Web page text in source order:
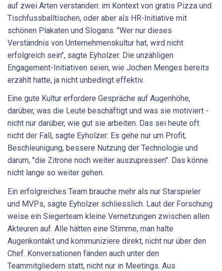
auf zwei Arten verstanden: im Kontext von gratis Pizza und
Tischfussballtischen, oder aber als HR-Initiative mit
schönen Plakaten und Slogans. "Wer nur dieses
Verständnis von Unternehmenskultur hat, wird nicht
erfolgreich sein", sagte Eyholzer. Die unzähligen
Engagement-Initiativen seien, wie Jochen Menges bereits
erzählt hatte, ja nicht unbedingt effektiv.
Eine gute Kultur erfordere Gespräche auf Augenhöhe,
darüber, was die Leute beschäftigt und was sie motiviert -
nicht nur darüber, wie gut sie arbeiten. Das sei heute oft
nicht der Fall, sagte Eyholzer: Es gehe nur um Profit,
Beschleunigung, bessere Nutzung der Technologie und
darum, "die Zitrone noch weiter auszupressen". Das könne
nicht lange so weiter gehen.
Ein erfolgreiches Team brauche mehr als nur Starspieler
und MVPs, sagte Eyholzer schliesslich. Laut der Forschung
weise ein Siegerteam kleine Vernetzungen zwischen allen
Akteuren auf. Alle hätten eine Stimme, man halte
Augenkontakt und kommuniziere direkt, nicht nur über den
Chef. Konversationen fänden auch unter den
Teammitgliedern statt, nicht nur in Meetings. Aus